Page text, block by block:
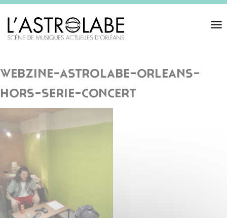
Toggle
webzine-astrolabe-orleans-
hors-serie-concert